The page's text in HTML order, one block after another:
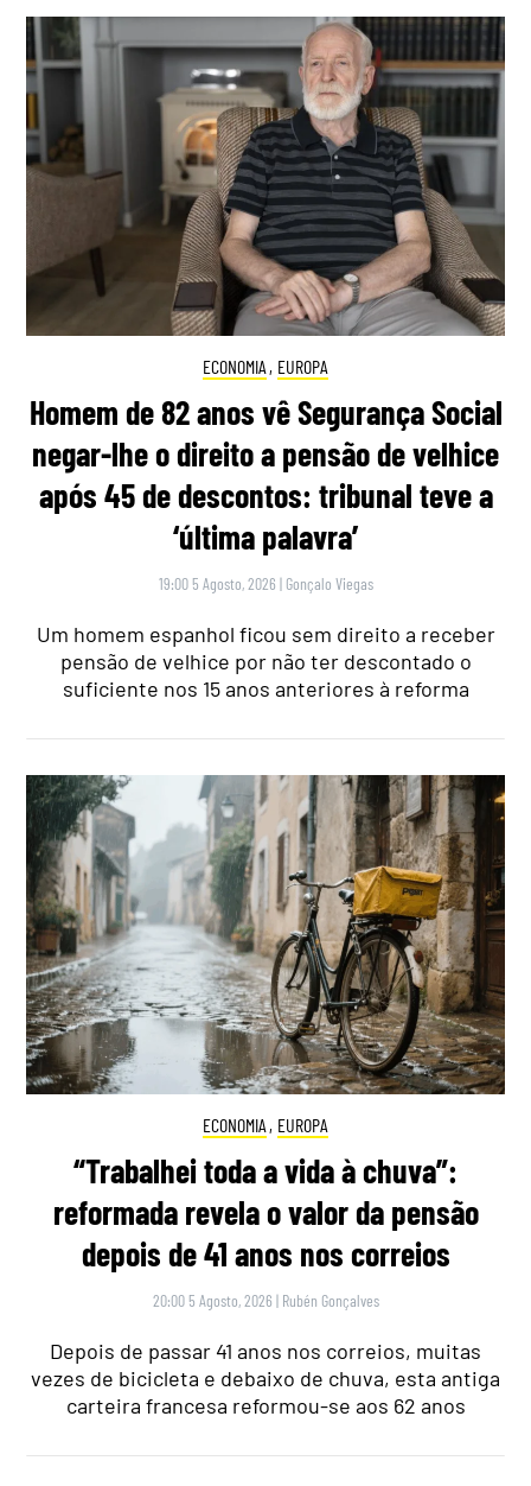
ECONOMIA , EUROPA
Homem de 82 anos vê Segurança Social
negar-lhe o direito a pensão de velhice
após 45 de descontos: tribunal teve a
‘última palavra’
19:00 5 Agosto, 2026 | Gonçalo Viegas
Um homem espanhol ficou sem direito a receber
pensão de velhice por não ter descontado o
suficiente nos 15 anos anteriores à reforma
ECONOMIA , EUROPA
“Trabalhei toda a vida à chuva”:
reformada revela o valor da pensão
depois de 41 anos nos correios
20:00 5 Agosto, 2026 | Rubén Gonçalves
Depois de passar 41 anos nos correios, muitas
vezes de bicicleta e debaixo de chuva, esta antiga
carteira francesa reformou-se aos 62 anos